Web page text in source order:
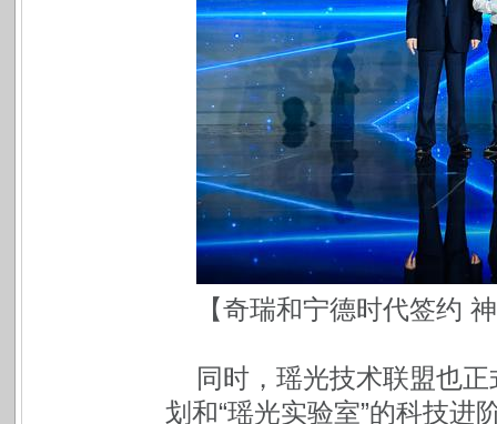
【奇瑞和宁德时代签约
同时，瑶光技术联盟也
划和“瑶光实验室”的科技进